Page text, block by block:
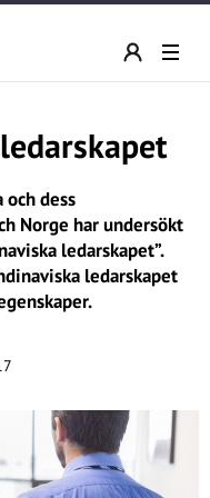
och dess
Norge har undersökt
ledarskapet”.
ledarskapet